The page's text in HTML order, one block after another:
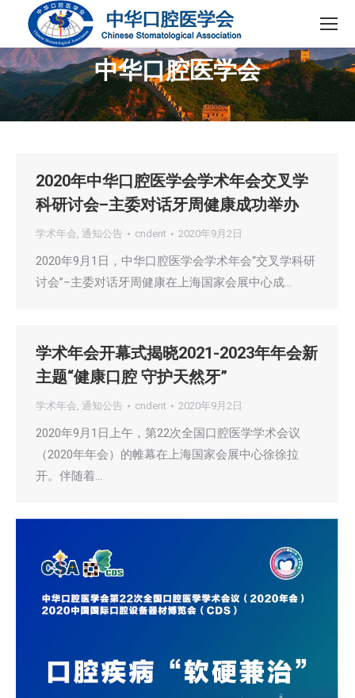
中华口腔医学会
您在这里：
2020年中华口腔医学会学术年会交叉学
科研讨会–主委对话牙周健康成功举办
学术年会, 通知公告 cndent 2020年9月2日
2020年9月1日，中华口腔医学会学术年会“交叉学科研
讨会”–主委对话牙周健康在上海国家会展中心成…
学术年会开幕式揭晓2021-2023年年会新
主题“健康口腔 守护天然牙”
学术年会, 通知公告 cndent 2020年9月2日
2020年9月1日上午，第22次全国口腔医学学术会议
（2020年年会）的帷幕在上海国家会展中心徐徐拉
开。伴随着…